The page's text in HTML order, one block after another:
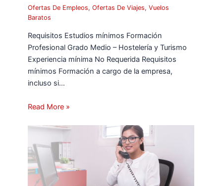
Ofertas De Empleos,Ofertas De Viajes,Vuelos
Baratos
Requisitos Estudios mínimos Formación
Profesional Grado Medio – Hostelería y Turismo
Experiencia mínima No Requerida Requisitos
mínimos Formación a cargo de la empresa,
incluso si…
Read More »